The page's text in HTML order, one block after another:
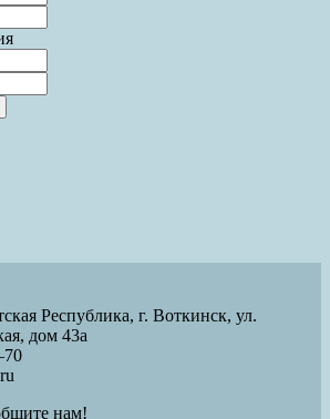
Республика, г. Воткинск, ул.
дом 43а
нам!